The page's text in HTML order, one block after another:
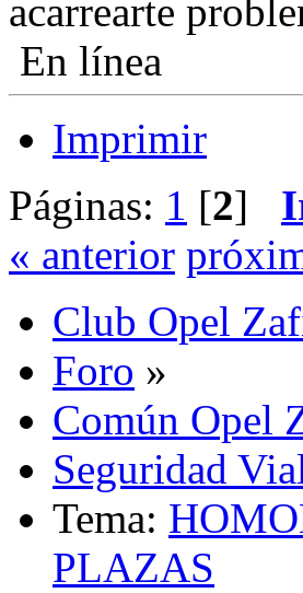
acarrearte
En línea
Imprimir
Páginas: 1 [2]
« anterior
Club Opel
Foro »
Común Opel
Seguridad
Tema:
PLAZAS